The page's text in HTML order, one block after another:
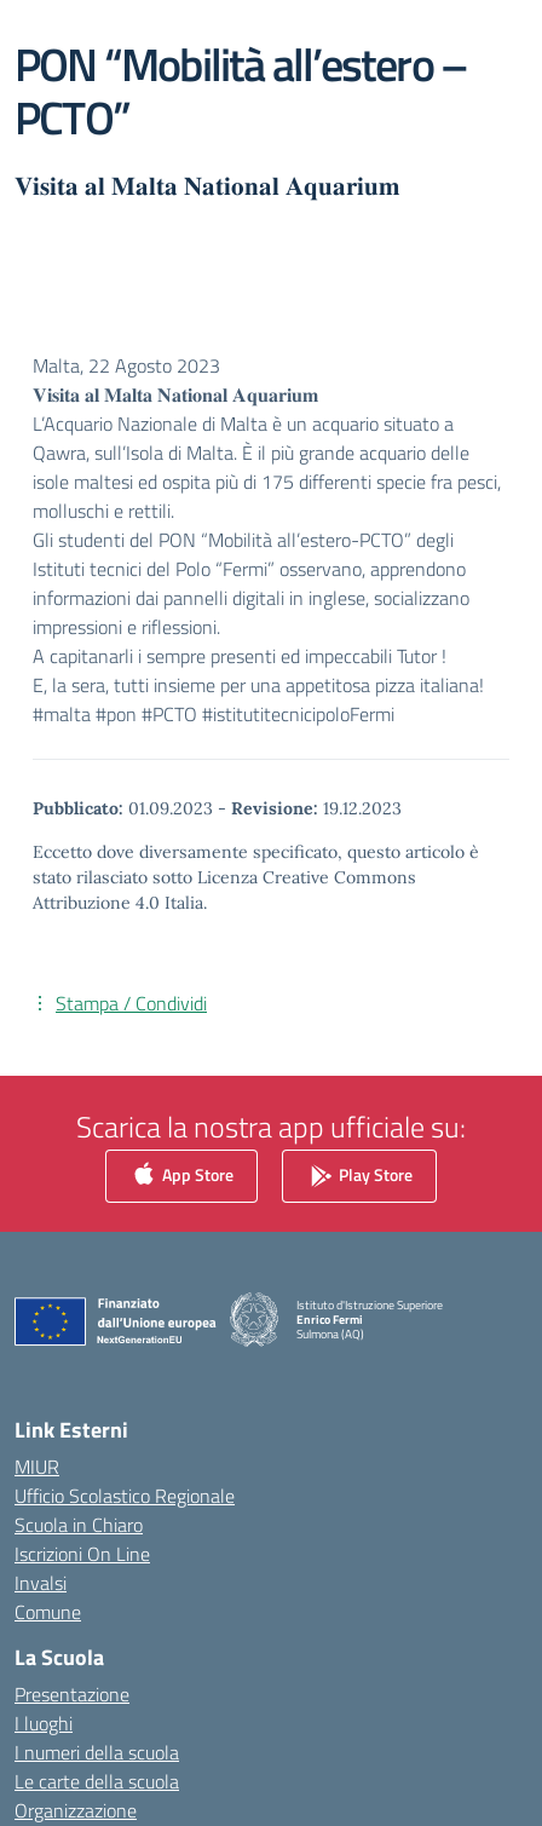
PON “Mobilità all’estero –
PCTO”
𝐕𝐢𝐬𝐢𝐭𝐚 𝐚𝐥 𝐌𝐚𝐥𝐭𝐚 𝐍𝐚𝐭𝐢𝐨𝐧𝐚𝐥 𝐀𝐪𝐮𝐚𝐫𝐢𝐮𝐦
Malta, 22 Agosto 2023
𝐕𝐢𝐬𝐢𝐭𝐚 𝐚𝐥 𝐌𝐚𝐥𝐭𝐚 𝐍𝐚𝐭𝐢𝐨𝐧𝐚𝐥 𝐀𝐪𝐮𝐚𝐫𝐢𝐮𝐦
L’Acquario Nazionale di Malta è un acquario situato a
Qawra, sull’Isola di Malta. È il più grande acquario delle
isole maltesi ed ospita più di 175 differenti specie fra pesci,
molluschi e rettili.
Gli studenti del PON “Mobilità all’estero-PCTO” degli
Istituti tecnici del Polo “Fermi” osservano, apprendono
informazioni dai pannelli digitali in inglese, socializzano
impressioni e riflessioni.
A capitanarli i sempre presenti ed impeccabili Tutor !
E, la sera, tutti insieme per una appetitosa pizza italiana!
#malta #pon #PCTO #istitutitecnicipoloFermi
Pubblicato: 01.09.2023 - Revisione: 19.12.2023
Eccetto dove diversamente specificato, questo articolo è
stato rilasciato sotto Licenza Creative Commons
Attribuzione 4.0 Italia.
Stampa / Condividi
Scarica la nostra app ufficiale su:
App Store Play Store
Istituto d'Istruzione Superiore
Enrico Fermi
Sulmona (AQ)
— Visita la pagina iniziale della scuola
Link Esterni
MIUR
Ufficio Scolastico Regionale
Scuola in Chiaro
Iscrizioni On Line
Invalsi
Comune
La Scuola
Presentazione
I luoghi
I numeri della scuola
Le carte della scuola
Organizzazione